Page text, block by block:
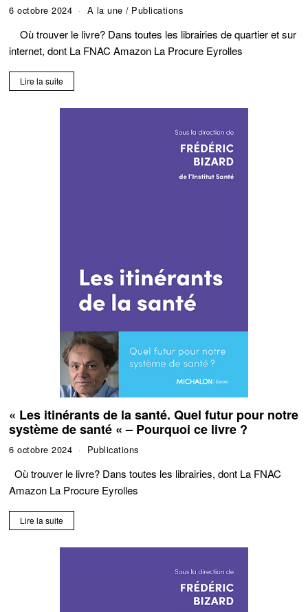
6 octobre 2024 A la une / Publications
Où trouver le livre? Dans toutes les librairies de quartier et sur
internet, dont La FNAC Amazon La Procure Eyrolles
Lire la suite
« Les itinérants de la santé. Quel futur pour notre
système de santé « – Pourquoi ce livre ?
6 octobre 2024 Publications
Où trouver le livre? Dans toutes les librairies, dont La FNAC
Amazon La Procure Eyrolles
Lire la suite